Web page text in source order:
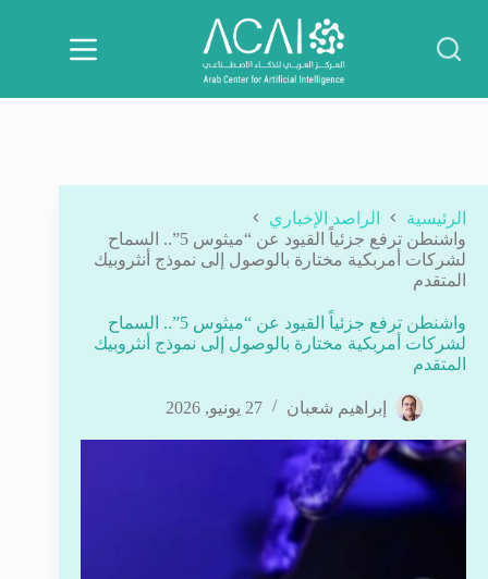
المحتوى
الرئيسية
الراصد الإخباري
واشنطن ترفع جزئياً القيود عن “ميثوس 5”.. السماح
لشركات أمربكية مختارة بالوصول إلى نموذج أنثروبيك
المتقدم
واشنطن ترفع جزئياً القيود عن “ميثوس 5”.. السماح
لشركات أمربكية مختارة بالوصول إلى نموذج أنثروبيك
المتقدم
إبراهيم شعبان 27 يونيو, 2026